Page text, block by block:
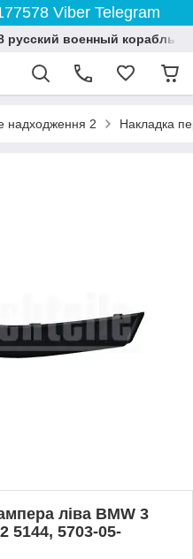
Viber Telegram
русский военный корабль
надходження 2 Накладка
ліва BMW 3
5144, 5703-05-